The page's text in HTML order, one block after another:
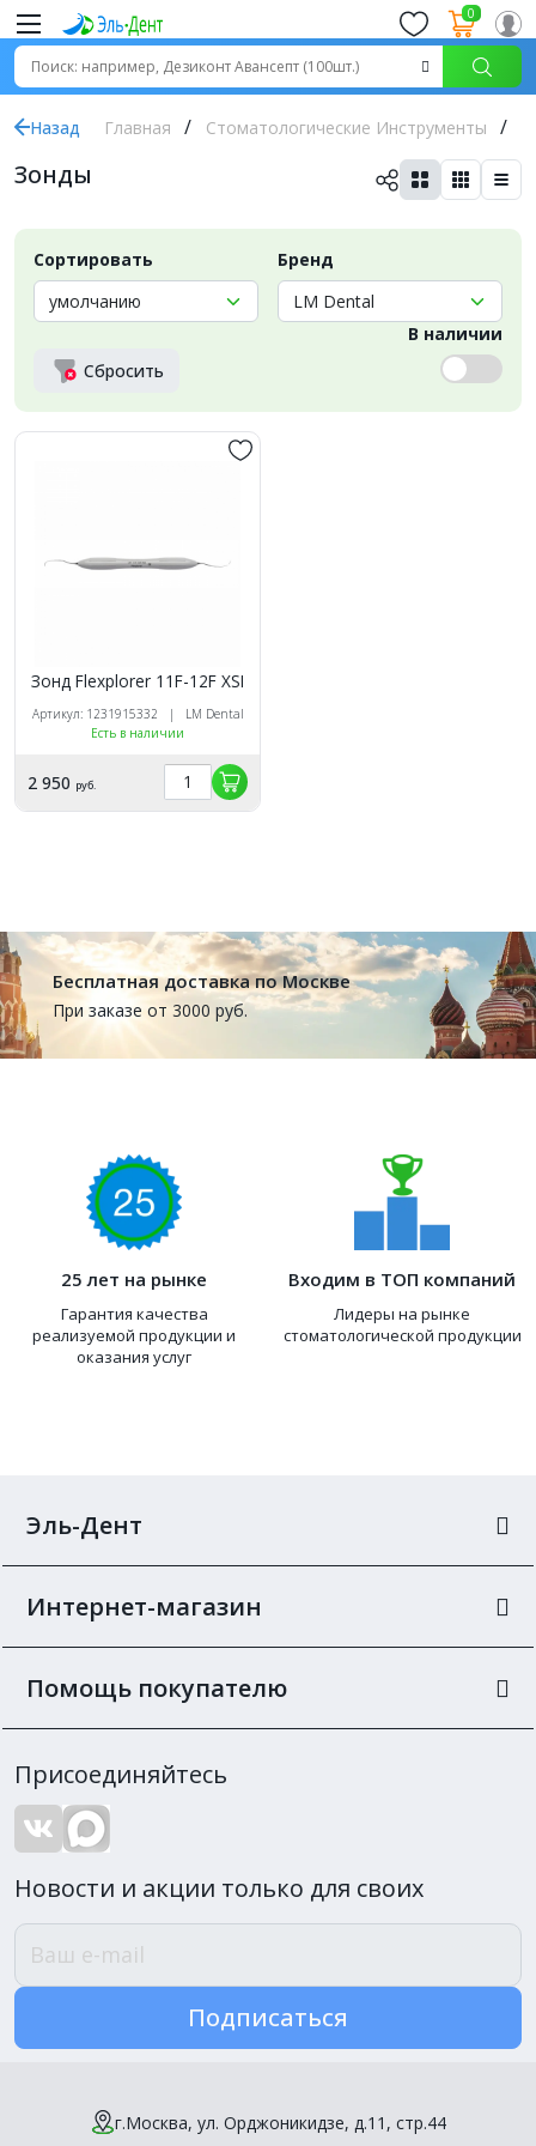
0
Назад Главная Стоматологические Инструменты
Зонды
Сортировать Бренд
Сбросить
В наличии
Зонд Flexplorer 11F-12F XSI
Артикул: 1231915332 | LM Dental
Есть в наличии
2 950 руб.
Бесплатная доставка по Москве
При заказе от 3000 руб.
25 лет на рынке
Гарантия качества
реализуемой продукции и
оказания услуг
Входим в ТОП компаний
Лидеры на рынке
стоматологической продукции
Эль-Дент
Интернет-магазин
Помощь покупателю
Присоединяйтесь
Новости и акции только для своих
Подписаться
г.Москва, ул. Орджоникидзе, д.11, стр.44